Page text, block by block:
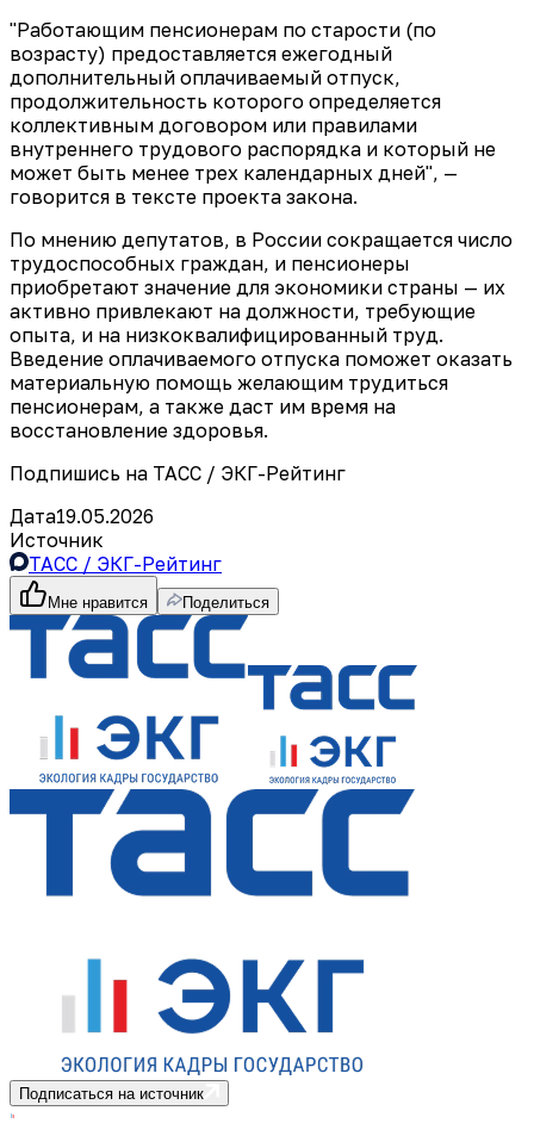
"Работающим пенсионерам по старости (по
возрасту) предоставляется ежегодный
дополнительный оплачиваемый отпуск,
продолжительность которого определяется
коллективным договором или правилами
внутреннего трудового распорядка и который не
может быть менее трех календарных дней", —
говорится в тексте проекта закона.
По мнению депутатов, в России сокращается число
трудоспособных граждан, и пенсионеры
приобретают значение для экономики страны — их
активно привлекают на должности, требующие
опыта, и на низкоквалифицированный труд.
Введение оплачиваемого отпуска поможет оказать
материальную помощь желающим трудиться
пенсионерам, а также даст им время на
восстановление здоровья.
Подпишись на ТАСС / ЭКГ-Рейтинг
Дата19.05.2026
Источник
ТАСС / ЭКГ-Рейтинг
Мне нравится Поделиться
Подписаться на источник